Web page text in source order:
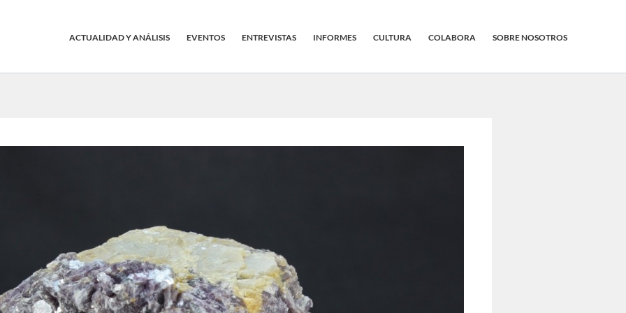
ACTUALIDAD Y ANÁLISIS EVENTOS ENTREVISTAS INFORMES CULTURA COLABORA SOBRE NOSOTROS